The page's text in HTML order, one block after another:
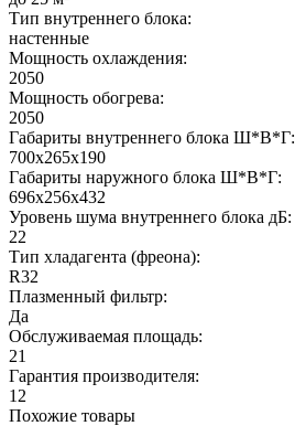
Тип внутреннего блока:
настенные
Мощность охлаждения:
2050
Мощность обогрева:
2050
Габариты внутреннего блока Ш*В*Г:
700x265x190
Габариты наружного блока Ш*В*Г:
696x256x432
Уровень шума внутреннего блока дБ:
22
Тип хладагента (фреона):
R32
Плазменный фильтр:
Да
Обслуживаемая площадь:
21
Гарантия производителя:
12
Похожие товары